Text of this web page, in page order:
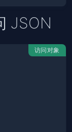
JSON
访问对象